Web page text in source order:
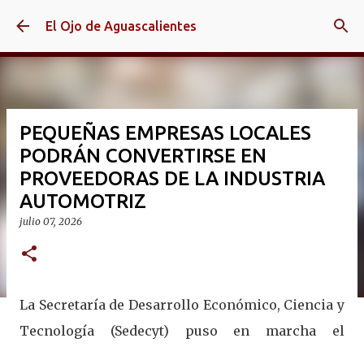
Ir al contenido principal
El Ojo de Aguascalientes
PEQUEÑAS EMPRESAS LOCALES
PODRÁN CONVERTIRSE EN
PROVEEDORAS DE LA INDUSTRIA
AUTOMOTRIZ
julio 07, 2026
La Secretaría de Desarrollo Económico, Ciencia y
Tecnología (Sedecyt) puso en marcha el